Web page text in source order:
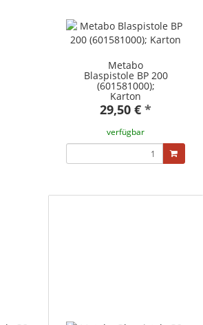
Metabo
Blaspistole BP 200
(601581000);
Karton
29,50 € *
verfügbar